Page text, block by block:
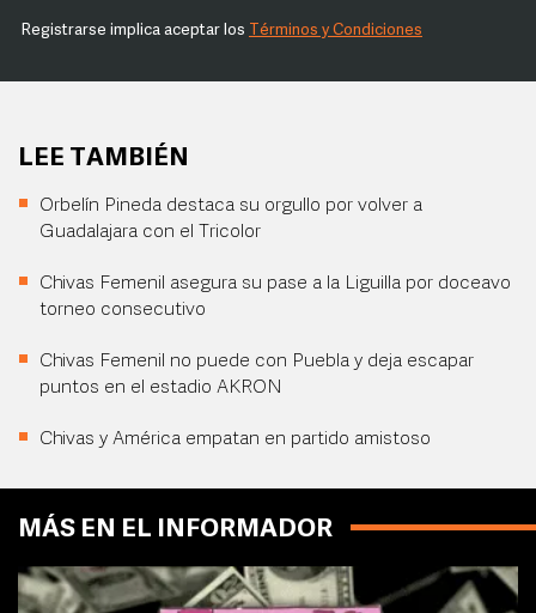
Registrarse implica aceptar los Términos y Condiciones
LEE TAMBIÉN
Orbelín Pineda destaca su orgullo por volver a
Guadalajara con el Tricolor
Chivas Femenil asegura su pase a la Liguilla por doceavo
torneo consecutivo
Chivas Femenil no puede con Puebla y deja escapar
puntos en el estadio AKRON
Chivas y América empatan en partido amistoso
MÁS EN EL INFORMADOR